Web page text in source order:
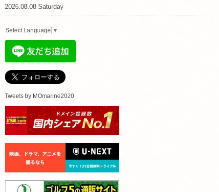
2026.08.08 Saturday
Select Language ▼
Tweets by MOmarine2020